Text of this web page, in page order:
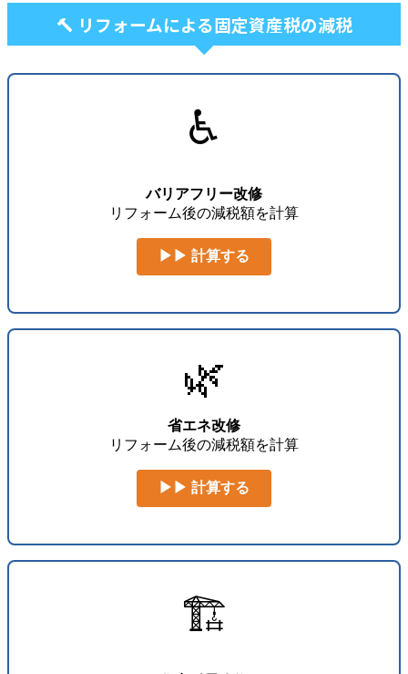
🔨 リフォームによる固定資産税の減税
♿
バリアフリー改修
リフォーム後の減税額を計算
▶▶ 計算する
🌿
省エネ改修
リフォーム後の減税額を計算
▶▶ 計算する
🏗️